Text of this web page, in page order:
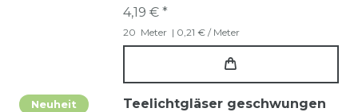
4,19 € *
20 Meter | 0,21 € / Meter
Neuheit
Teelichtgläser geschwungen